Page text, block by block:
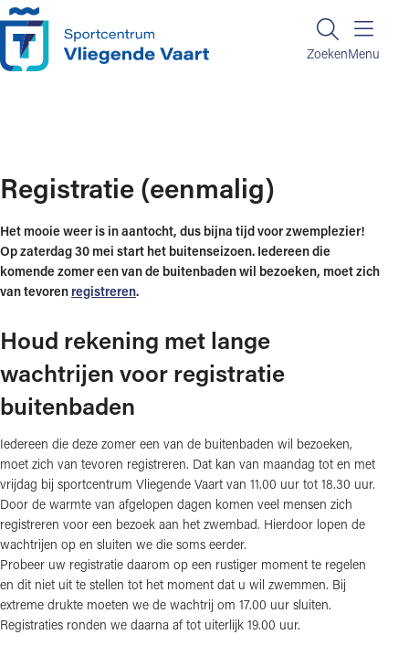
Ga naar de inhoud
ZoekenZoeken
Menu
Registratie (eenmalig)
Het mooie weer is in aantocht, dus bijna tijd voor zwemplezier!
Op zaterdag 30 mei start het buitenseizoen. Iedereen die
komende zomer een van de buitenbaden wil bezoeken, moet zich
van tevoren registreren.
Houd rekening met lange
wachtrijen voor registratie
buitenbaden
Iedereen die deze zomer een van de buitenbaden wil bezoeken,
moet zich van tevoren registreren. Dat kan van maandag tot en met
vrijdag bij sportcentrum Vliegende Vaart van 11.00 uur tot 18.30 uur.
Door de warmte van afgelopen dagen komen veel mensen zich
registreren voor een bezoek aan het zwembad. Hierdoor lopen de
wachtrijen op en sluiten we die soms eerder.
Probeer uw registratie daarom op een rustiger moment te regelen
en dit niet uit te stellen tot het moment dat u wil zwemmen. Bij
extreme drukte moeten we de wachtrij om 17.00 uur sluiten.
Registraties ronden we daarna af tot uiterlijk 19.00 uur.